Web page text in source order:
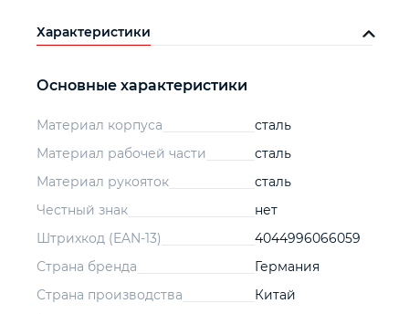
Характеристики
Основные характеристики
Материал корпуса
сталь
Материал рабочей части
сталь
Материал рукояток
сталь
Честный знак
нет
Штрихкод (EAN-13)
4044996066059
Страна бренда
Германия
Страна производства
Китай